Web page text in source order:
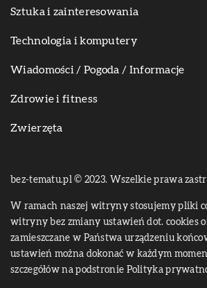
Sztuka i zainteresowania
Technologia i komputery
Wiadomości / Pogoda / Informacje
Zdrowie i fitness
Zwierzęta
bez-tematu.pl © 2023. Wszelkie prawa
W ramach naszej witryny stosujemy pliki
witryny bez zmiany ustawień dot. cookies
zamieszczane w Państwa urządzeniu
ustawień można dokonać w każdym
szczegółów na podstronie Polityka